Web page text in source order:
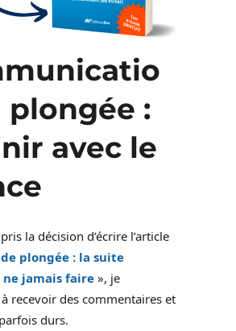
plongée :
avec le
la décision d’écrire l’article
plongée : la suite
ne jamais faire », je
à recevoir des commentaires et
durs.